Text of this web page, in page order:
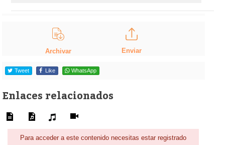
Archivar Enviar
Tweet Like WhatsApp
Enlaces relacionados
Para acceder a este contenido necesitas estar registrado